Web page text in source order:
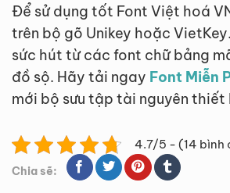
Để sử dụng tốt Font Việt hoá
trên bộ gõ Unikey hoặc
sức hút từ các font chữ bảng
đồ sộ. Hãy tải ngay Font Miễn
mới bộ sưu tập tài nguyên thiết
4.7/5 - (14 bình
Chia sẽ: